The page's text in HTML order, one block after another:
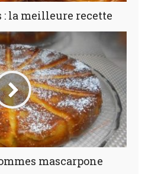
: la meilleure recette
mascarpone